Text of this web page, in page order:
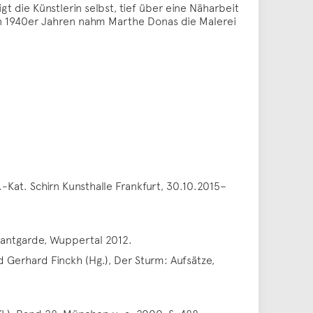
die Künstlerin selbst, tief über eine Näharbeit
Jahren nahm Marthe Donas die Malerei
Schirn Kunsthalle Frankfurt, 30.10.2015–
Wuppertal 2012.
Finckh (Hg.), Der Sturm: Aufsätze,